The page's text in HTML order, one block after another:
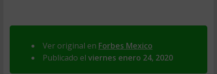
Ver original en Forbes Mexico
Publicado el viernes enero 24, 2020